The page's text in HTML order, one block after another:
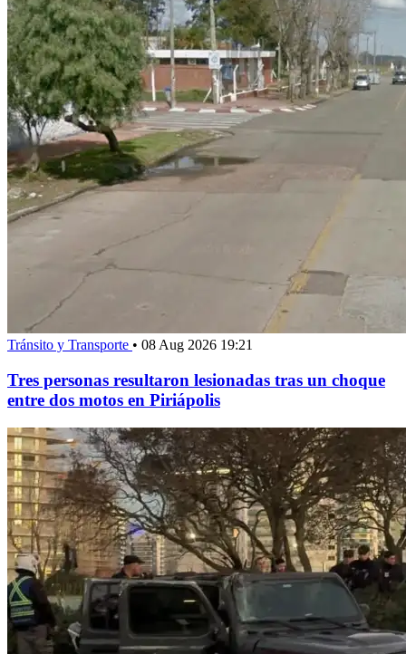
Tránsito y Transporte • 08 Aug 2026 19:21
Tres personas resultaron lesionadas tras un choque
entre dos motos en Piriápolis